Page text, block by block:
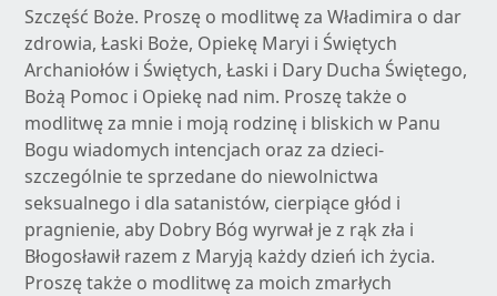
Szczęść Boże. Proszę o modlitwę za Władimira o dar
zdrowia, Łaski Boże, Opiekę Maryi i Świętych
Archaniołów i Świętych, Łaski i Dary Ducha Świętego,
Bożą Pomoc i Opiekę nad nim. Proszę także o
modlitwę za mnie i moją rodzinę i bliskich w Panu
Bogu wiadomych intencjach oraz za dzieci-
szczególnie te sprzedane do niewolnictwa
seksualnego i dla satanistów, cierpiące głód i
pragnienie, aby Dobry Bóg wyrwał je z rąk zła i
Błogosławił razem z Maryją każdy dzień ich życia.
Proszę także o modlitwę za moich zmarłych